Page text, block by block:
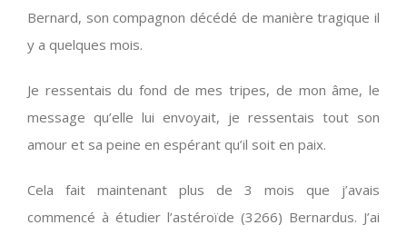
Bernard, son compagnon décédé de manière tragique il
y a quelques mois.
Je ressentais du fond de mes tripes, de mon âme, le
message qu’elle lui envoyait, je ressentais tout son
amour et sa peine en espérant qu’il soit en paix.
Cela fait maintenant plus de 3 mois que j’avais
commencé à étudier l’astéroïde (3266) Bernardus. J’ai